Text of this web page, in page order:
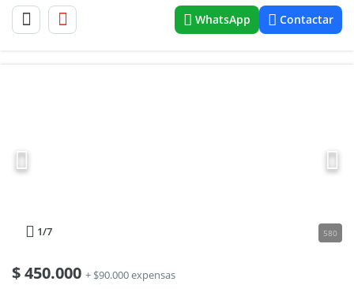
WhatsApp Contactar
1/7 580
$450.000 + $90.000 expensas